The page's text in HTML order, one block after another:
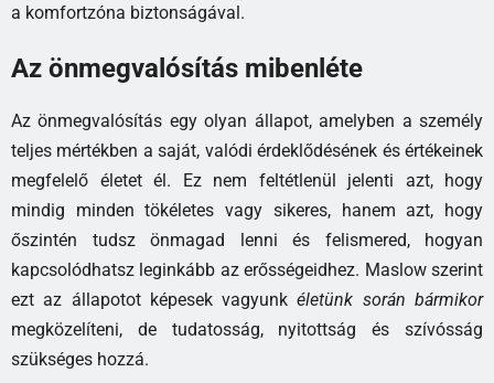
a komfortzóna biztonságával.
Az önmegvalósítás mibenléte
Az önmegvalósítás egy olyan állapot, amelyben a személy
teljes mértékben a saját, valódi érdeklődésének és értékeinek
megfelelő életet él. Ez nem feltétlenül jelenti azt, hogy
mindig minden tökéletes vagy sikeres, hanem azt, hogy
őszintén tudsz önmagad lenni és felismered, hogyan
kapcsolódhatsz leginkább az erősségeidhez. Maslow szerint
ezt az állapotot képesek vagyunkéletünk során bármikor
megközelíteni, de tudatosság, nyitottság és szívósság
szükséges hozzá.